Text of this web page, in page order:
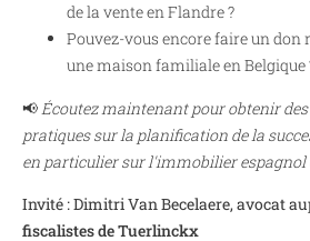
de la vente en Flandre ?
Pouvez-vous encore faire un don
une maison familiale en Belgique
📢Écoutez maintenant pour obtenir
pratiques sur la planification de la
en particulier sur l'immobilier espagnol
Invité : Dimitri Van Becelaere, avocat
fiscalistes de Tuerlinckx